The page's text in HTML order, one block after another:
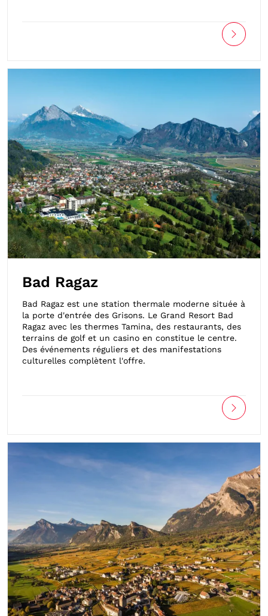
Bad Ragaz
Bad Ragaz est une station thermale moderne située à
la porte d'entrée des Grisons. Le Grand Resort Bad
Ragaz avec les thermes Tamina, des restaurants, des
terrains de golf et un casino en constitue le centre.
Des événements réguliers et des manifestations
culturelles complètent l'offre.